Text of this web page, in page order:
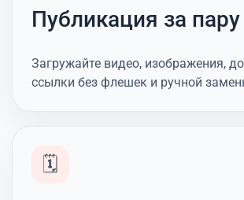
Публикация за
Загружайте видео, изображения,
ссылки без флешек и ручной
🗓️